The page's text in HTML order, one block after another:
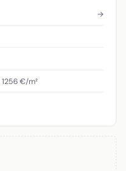
→
1256 €/m²